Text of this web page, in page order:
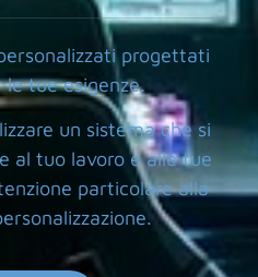
progettati
tue esigenze.
un sistema che si
al tuo lavoro e alle tue
particolare alla